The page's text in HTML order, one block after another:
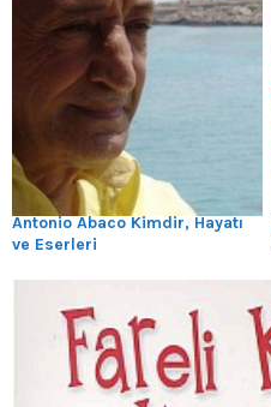
Antonio Abaco Kimdir, Hayatı
ve Eserleri